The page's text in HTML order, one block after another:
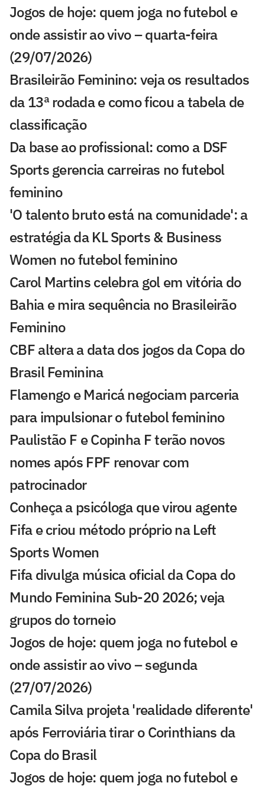
Jogos de hoje: quem joga no futebol e
onde assistir ao vivo – quarta-feira
(29/07/2026)
Brasileirão Feminino: veja os resultados
da 13ª rodada e como ficou a tabela de
classificação
Da base ao profissional: como a DSF
Sports gerencia carreiras no futebol
feminino
'O talento bruto está na comunidade': a
estratégia da KL Sports & Business
Women no futebol feminino
Carol Martins celebra gol em vitória do
Bahia e mira sequência no Brasileirão
Feminino
CBF altera a data dos jogos da Copa do
Brasil Feminina
Flamengo e Maricá negociam parceria
para impulsionar o futebol feminino
Paulistão F e Copinha F terão novos
nomes após FPF renovar com
patrocinador
Conheça a psicóloga que virou agente
Fifa e criou método próprio na Left
Sports Women
Fifa divulga música oficial da Copa do
Mundo Feminina Sub-20 2026; veja
grupos do torneio
Jogos de hoje: quem joga no futebol e
onde assistir ao vivo – segunda
(27/07/2026)
Camila Silva projeta 'realidade diferente'
após Ferroviária tirar o Corinthians da
Copa do Brasil
Jogos de hoje: quem joga no futebol e